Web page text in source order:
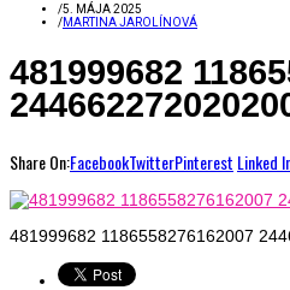
/5. MÁJA 2025
/MARTINA JAROLÍNOVÁ
481999682
Share On:FacebookTwitterPinterest Linked
481999682 1186558276162007